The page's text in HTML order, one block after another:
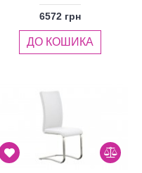
6572 грн
ДО КОШИКА